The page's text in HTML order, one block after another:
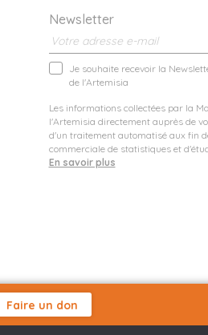
Newsletter
Je souhaite recevoir la
de l'Artemisia
Les informations collectées par la
l'Artemisia directement auprès de
d'un traitement automatisé aux fin
commerciale de statistiques et
En savoir plus
Faire un don